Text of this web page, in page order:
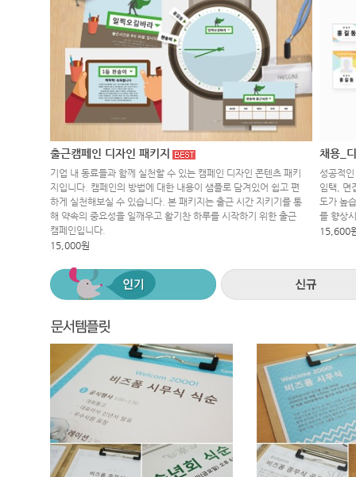
출근캠페인 디자인 패키지
기업 내 동료들과 함께 실천할 수 있는 캠페인 디자인 콘텐츠 패키
지입니다. 캠페인의 방법에 대한 내용이 샘플로 담겨있어 쉽고 편
하게 실천해보실 수 있습니다. 본 패키지는 출근 시간 지키기를 통
해 약속의 중요성을 일깨우고 활기찬 하루를 시작하기 위한 출근
캠페인입니다.
15,000원
채용_
성공적
임택, 면
도가 높
를 향상
15,600